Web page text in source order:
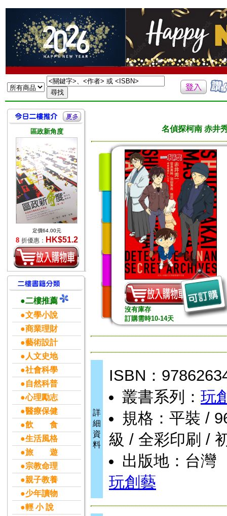
區政新角度
定價64.00元
8 折優惠： HK$51.2
●二樓推薦
●文學小說
●商業理財
●藝術設計
●人文史地
●社會科學
●自然科普
●心理勵志
●醫療保健
●飲 食
●生活風格
●旅 遊
●宗教命理
●親子教養
●少年讀物
●輕 小 說
名偵探柯南 赤井
沒有庫存
訂購需時10-14天
詳
細
資
料
ISBN：
叢書系列： 玩
規格：平裝 /
級 / 全彩印刷 /
出版地：台灣
玩創藝